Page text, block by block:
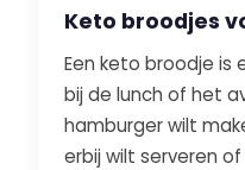
Keto broodjes
Een keto broodje is
bij de lunch of het
hamburger wilt
erbij wilt serveren